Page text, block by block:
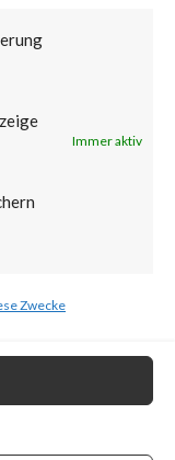
Immer aktiv
Zwecke
is
has
the
in the
are